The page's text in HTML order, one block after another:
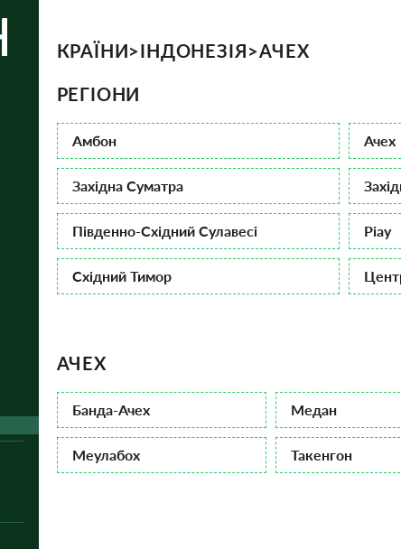
КРАЇНИ>ІНДОНЕЗІЯ>АЧЕХ
РЕГІОНИ
Амбон Ачех
Західна Суматра
Південно-Східний Сулавесі Ріау
Східний Тимор
АЧЕХ
Банда-Ачех Медан
Меулабох Такенгон